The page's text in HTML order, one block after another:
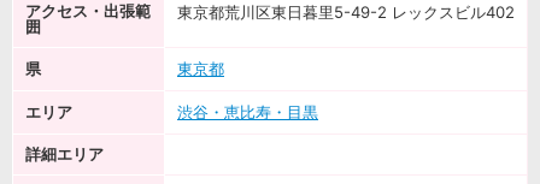
アクセス・出張範
囲
東京都荒川区東日暮里5-49-2 レックスビル402
県 東京都
エリア 渋谷・恵比寿・目黒
詳細エリア